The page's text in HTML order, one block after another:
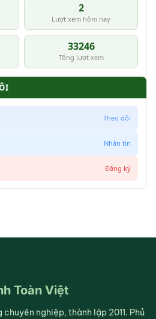
2
Lượt xem hôm nay
33246
Tổng lượt xem
Theo dõi
Nhắn tin
Đăng ký
Toàn Việt
nghiệp, thành lập 2011. Phủ